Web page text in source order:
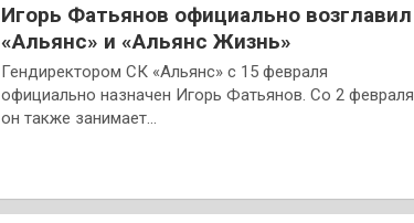
Игорь Фатьянов официально возглавил
«Альянс» и «Альянс Жизнь»
Гендиректором СК «Альянс» с 15 февраля
официально назначен Игорь Фатьянов. Со 2 февраля
он также занимает…